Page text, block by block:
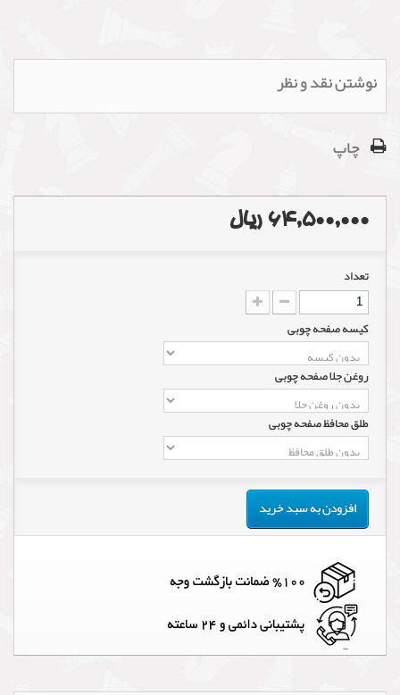
نوشتن نقد و نظر
چاپ
64,500,000 ریال
تعداد
کیسه صفحه چوبی
روغن جلا صفحه چوبی
طلق محافظ صفحه چوبی
افزودن به سبد خرید